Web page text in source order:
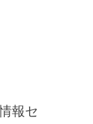
報セ